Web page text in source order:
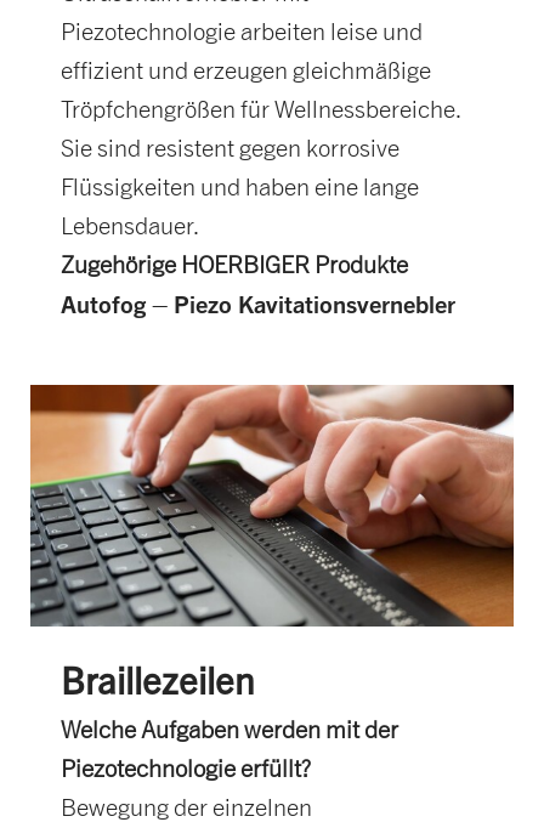
Piezotechnologie arbeiten leise und
effizient und erzeugen gleichmäßige
Tröpfchengrößen für Wellnessbereiche.
Sie sind resistent gegen korrosive
Flüssigkeiten und haben eine lange
Lebensdauer.
Zugehörige HOERBIGER Produkte
Autofog – Piezo Kavitationsvernebler
Braillezeilen
Welche Aufgaben werden mit der
Piezotechnologie erfüllt?
Bewegung der einzelnen